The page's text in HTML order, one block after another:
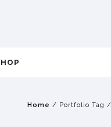
Home / Portfolio Tag /